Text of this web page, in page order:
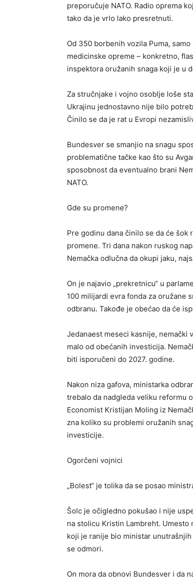
preporučuje NATO. Radio oprema
tako da je vrlo lako presretnuti.
Od 350 borbenih vozila Puma,
medicinske opreme – konkretno,
inspektora oružanih snaga koji je u
Za stručnjake i vojno osoblje loše
Ukrajinu jednostavno nije bilo
Činilo se da je rat u Evropi
Bundesver se smanjio na snagu
problematične tačke kao što su
sposobnost da eventualno brani
NATO.
Gde su promene?
Pre godinu dana činilo se da će
promene. Tri dana nakon ruskog
Nemačka odlučna da okupi jaku,
On je najavio „prekretnicu“ u
100 milijardi evra fonda za oružane
odbranu. Takođe je obećao da će
Jedanaest meseci kasnije,
malo od obećanih investicija.
biti isporučeni do 2027. godine.
Nakon niza gafova, ministarka
trebalo da nadgleda veliku reformu
Economist Kristijan Moling iz
zna koliko su problemi oružanih
investicije.
Ogorčeni vojnici
„Bolest“ je tolika da se posao
Šolc je očigledno pokušao i nije
na stolicu Kristin Lambreht.
koji je ranije bio ministar
se odmori.
On mora da obnovi Bundesver i da